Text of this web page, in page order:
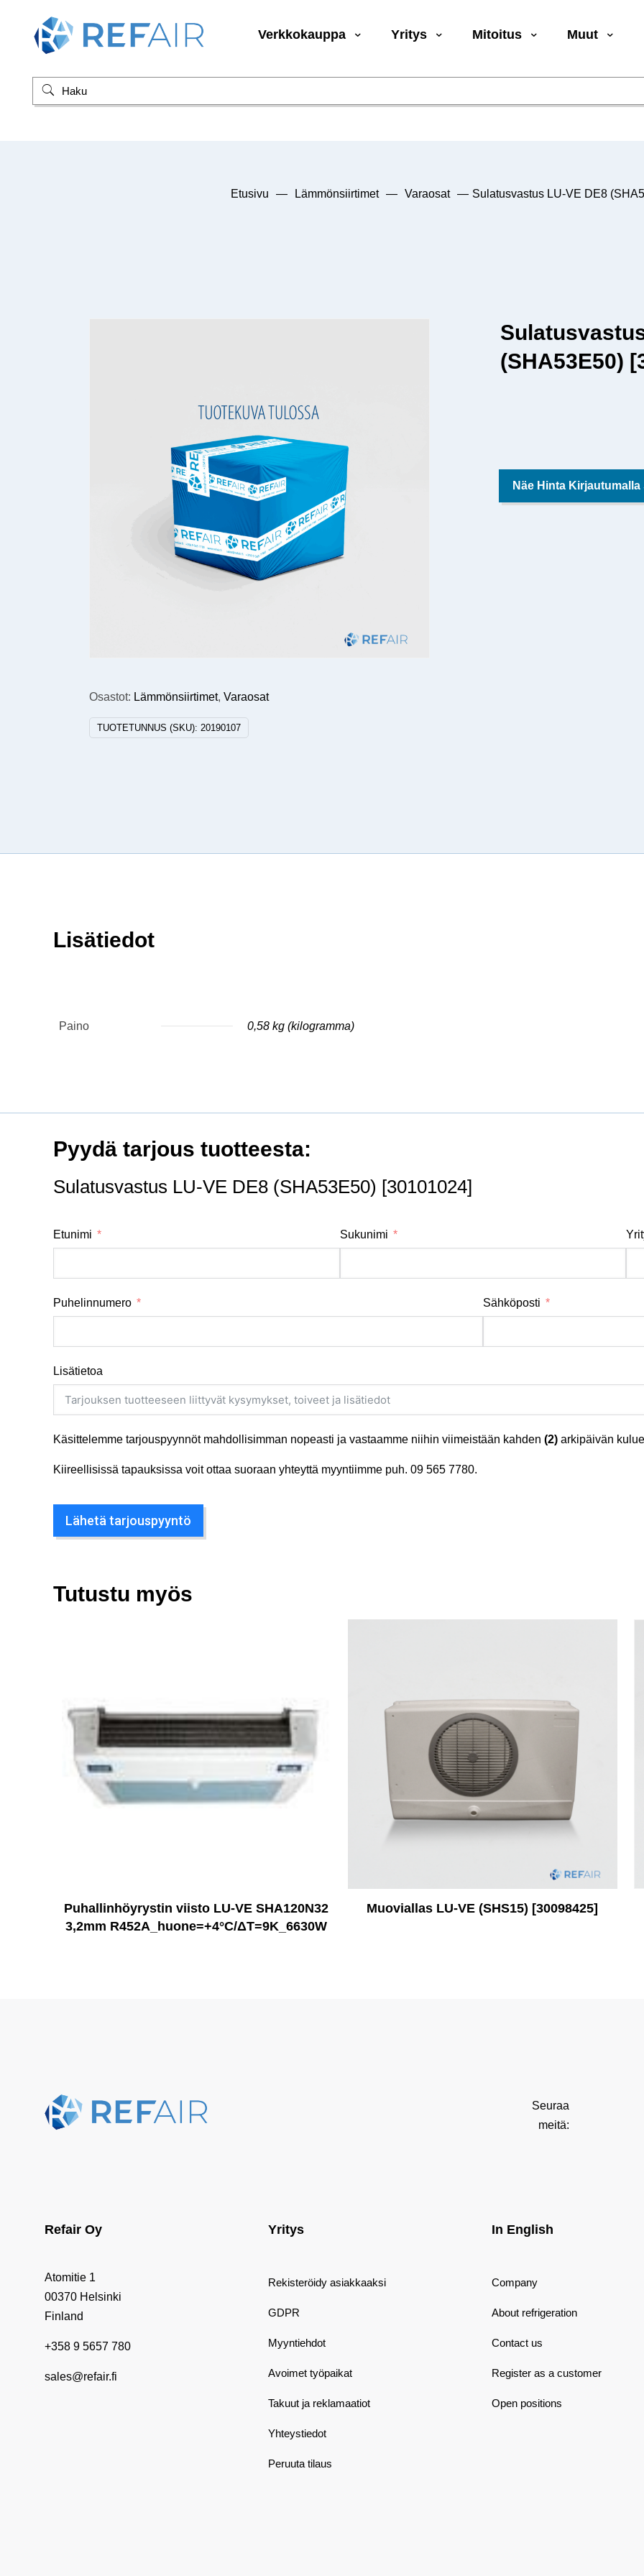
Verkkokauppa Yritys Mitoitus Muut
Etusivu — Lämmönsiirtimet — Varaosat — Sulatusvastus LU-VE DE8
Osastot: Lämmönsiirtimet,Varaosat
TUOTETUNNUS (SKU):20190107
(SHA53E50)
Näe Hinta Kirjautumalla
Lisätiedot
Paino 0,58 kg (kilogramma)
Pyydä tarjous tuotteesta:
Sulatusvastus LU-VE DE8 (SHA53E50) [30101024]
Etunimi Sukunimi
Puhelinnumero Sähköposti
Lisätietoa
Käsittelemme tarjouspyynnöt mahdollisimman nopeasti ja vastaamme niihin viimeistään kahden (2) arkipäivän
Kiireellisissä tapauksissa voit ottaa suoraan yhteyttä myyntiimme puh. 09 565 7780.
Lähetä tarjouspyyntö
Tutustu myös
Puhallinhöyrystin viisto LU-VE SHA120N32
3,2mm R452A_huone=+4°C/ΔT=9K_6630W
Muoviallas LU-VE (SHS15) [30098425]
Seuraa
meitä:
Refair Oy
Atomitie 1
00370 Helsinki
Finland
+358 9 5657 780
sales@refair.fi
Yritys
Rekisteröidy asiakkaaksi
GDPR
Myyntiehdot
Avoimet työpaikat
Takuut ja reklamaatiot
Yhteystiedot
Peruuta tilaus
In English
Company
About refrigeration
Contact us
Register as a customer
Open positions